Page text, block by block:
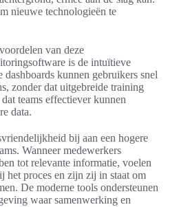
nieuwe technologieën te
van deze
is de intuïtieve
kunnen gebruikers snel
zonder dat uitgebreide training
teams effectiever kunnen
data.
bij aan een hogere
Wanneer medewerkers
tot relevante informatie, voelen
het proces en zijn zij in staat om
De moderne tools ondersteunen
waar samenwerking en